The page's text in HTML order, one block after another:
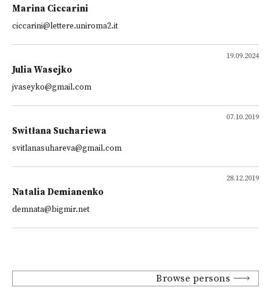
Marina Ciccarini
ciccarini@lettere.uniroma2.it
19.09.2024
Julia Wasejko
jvaseyko@gmail.com
07.10.2019
Switłana Suchariewa
svitlanasuhareva@gmail.com
28.12.2019
Natalia Demianenko
demnata@bigmir.net
Browse persons